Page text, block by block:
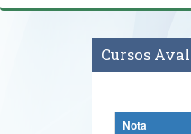
Secretaria de
Cursos
Nota